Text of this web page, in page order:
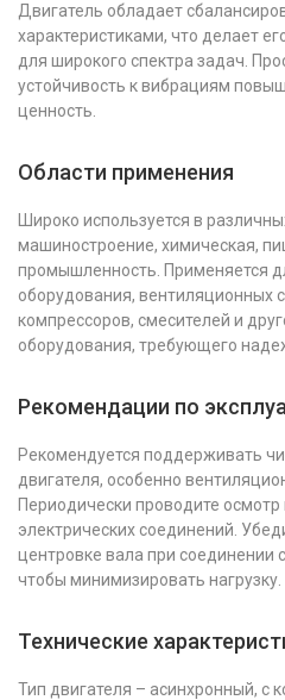
Двигатель обладает
характеристиками, что делает
для широкого спектра задач.
устойчивость к вибрациям
ценность.
Области применения
Широко используется в
машиностроение, химическая,
промышленность. Применяется
оборудования, вентиляционных
компрессоров, смесителей и
оборудования, требующего
Рекомендации по
Рекомендуется поддерживать
двигателя, особенно
Периодически проводите
электрических соединений.
центровке вала при соединении
чтобы минимизировать нагрузку.
Технические
Тип двигателя – асинхронный, с